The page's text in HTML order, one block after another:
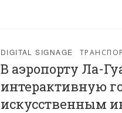
DIGITAL SIGNAGE
B аэропорту Ла-
интерактивную
искусственным